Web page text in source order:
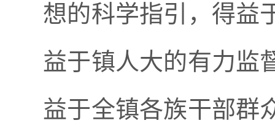
想的科学指引，得益
益于镇人大的有力监
益于全镇各族干部群